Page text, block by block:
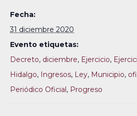
Fecha:
31 diciembre 2020
Evento etiquetas:
Decreto, diciembre, Ejercicio,
Hidalgo, Ingresos, Ley, Municipio,
Periódico Oficial, Progreso